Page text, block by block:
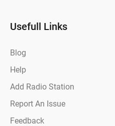
Usefull Links
Blog
Help
Add Radio Station
Report An Issue
Feedback